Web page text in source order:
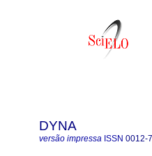
DYNA
versão impressa ISSN 0012-